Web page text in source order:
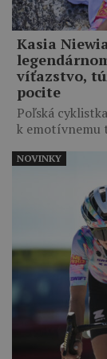
Kasia
víťazstvo,
pocite
Poľská
k
NOVINKY